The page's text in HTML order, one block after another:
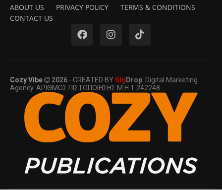
ABOUT US PRIVACY POLICY
TERMS & CONDITIONS
CONTACT US
Cozy Vibe 2026 - CREATED BY Big Drop . Digital Marketing
Agency. ΑΡΙΘΜΟΣ ΠΙΣΤΟΠΟΙΗΣΗΣ Μ.Η.Τ 242248